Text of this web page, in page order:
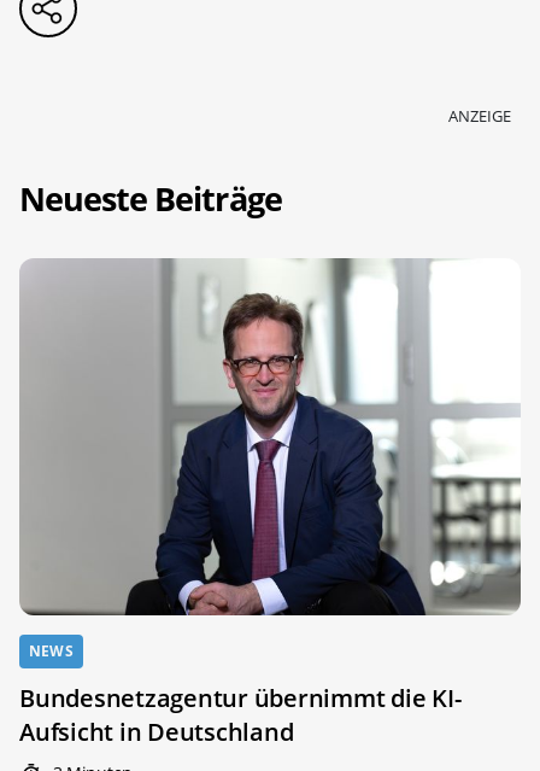
ANZEIGE
Neueste Beiträge
NEWS
Bundesnetzagentur übernimmt die KI-
Aufsicht in Deutschland